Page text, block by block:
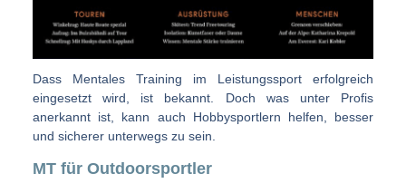
Dass Mentales Training im Leistungssport erfolgreich
eingesetzt wird, ist bekannt. Doch was unter Profis
anerkannt ist, kann auch Hobbysportlern helfen, besser
und sicherer unterwegs zu sein.
MT für Outdoorsportler